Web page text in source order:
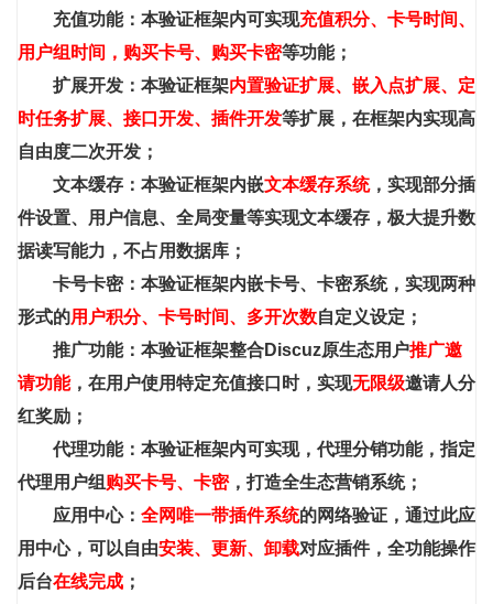
充值功能：本验证框架内可实现充值积分、卡号时间、
用户组时间，购买卡号、购买卡密等功能；
扩展开发：本验证框架内置验证扩展、嵌入点扩展、定
时任务扩展、接口开发、插件开发等扩展，在框架内实现高
自由度二次开发；
文本缓存：本验证框架内嵌文本缓存系统，实现部分插
件设置、用户信息、全局变量等实现文本缓存，极大提升数
据读写能力，不占用数据库；
卡号卡密：本验证框架内嵌卡号、卡密系统，实现两种
形式的用户积分、卡号时间、多开次数自定义设定；
推广功能：本验证框架整合Discuz原生态用户推广邀
请功能，在用户使用特定充值接口时，实现无限级邀请人分
红奖励；
代理功能：本验证框架内可实现，代理分销功能，指定
代理用户组 购买卡号、卡密，打造全生态营销系统；
应用中心： 全网唯一带插件系统的网络验证，通过此应
用中心，可以自由安装、更新、卸载对应插件，全功能操作
后台在线完成 ；